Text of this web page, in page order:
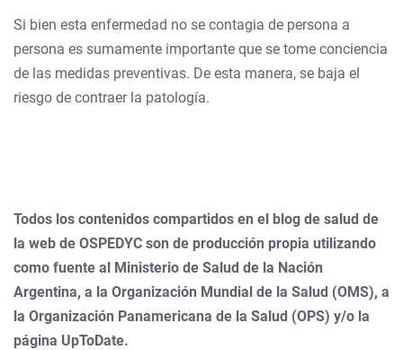
Si bien esta enfermedad no se contagia de persona a
persona es sumamente importante que se tome conciencia
de las medidas preventivas. De esta manera, se baja el
riesgo de contraer la patología.
Todos los contenidos compartidos en el blog de salud de
la web de OSPEDYC son de producción propia utilizando
como fuente al Ministerio de Salud de la Nación
Argentina, a la Organización Mundial de la Salud (OMS), a
la Organización Panamericana de la Salud (OPS) y/o la
página UpToDate.